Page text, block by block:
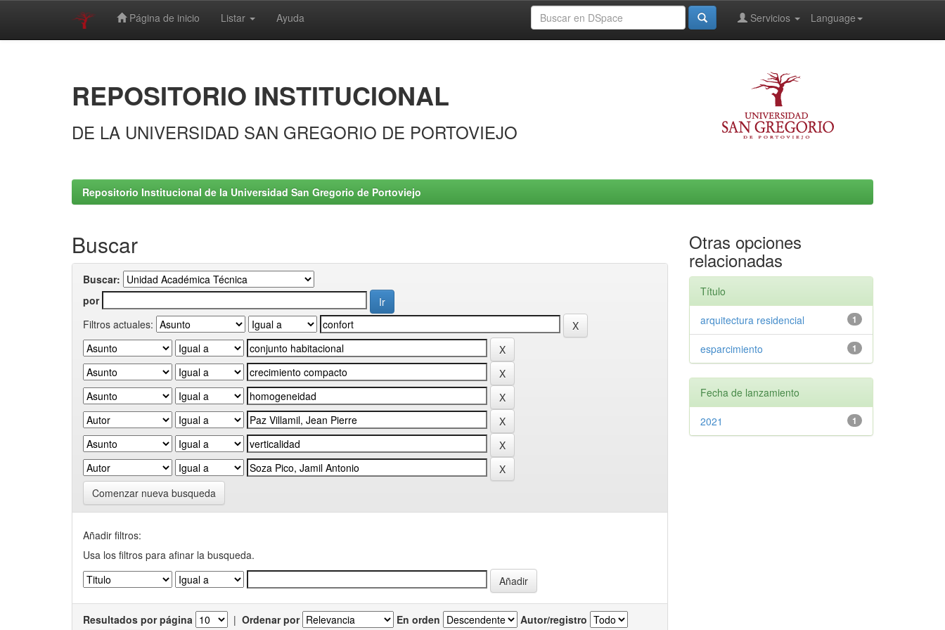
Página de inicio Listar Ayuda Language
Servicios
REPOSITORIO INSTITUCIONAL
DE LA UNIVERSIDAD SAN GREGORIO DE PORTOVIEJO
Repositorio Institucional de la Universidad San Gregorio de Portoviejo
Buscar
Buscar:
por
Filtros actuales:
Comenzar nueva busqueda
Añadir filtros:
Usa los filtros para afinar la busqueda.
Resultados por página | Ordenar por En orden Autor/registro
Otras opciones
relacionadas
Título
1
arquitectura residencial
1
esparcimiento
Fecha de lanzamiento
1
2021